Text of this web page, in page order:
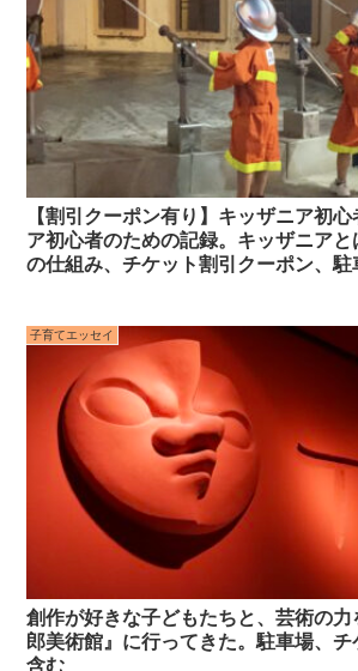
【割引クーポン有り】キッザニア初
ア初心者のための記録。キッザニア
の仕組み、チケット割引クーポン、駐
子育てエッセイ
創作が好きな子どもたちと、芸術の
郎美術館』に行ってきた。駐車場、
含む